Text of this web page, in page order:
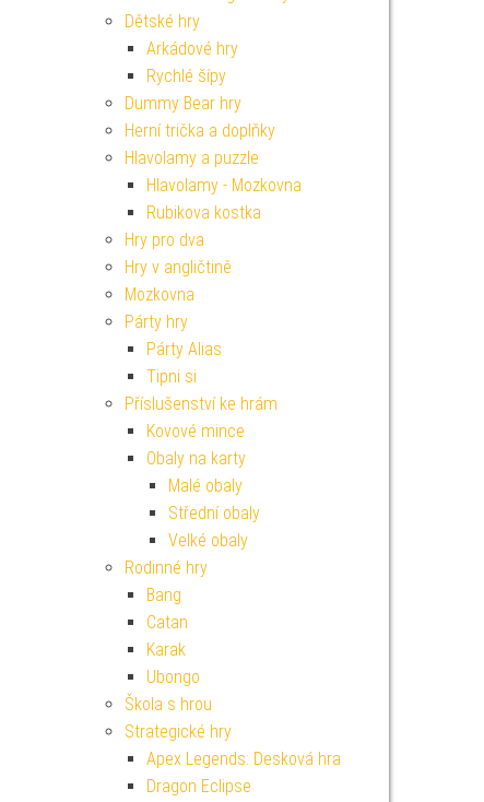
Dětské hry
Arkádové hry
Rychlé šípy
Dummy Bear hry
Herní trička a doplňky
Hlavolamy a puzzle
Hlavolamy - Mozkovna
Rubikova kostka
Hry pro dva
Hry v angličtině
Mozkovna
Párty hry
Párty Alias
Tipni si
Příslušenství ke hrám
Kovové mince
Obaly na karty
Malé obaly
Střední obaly
Velké obaly
Rodinné hry
Bang
Catan
Karak
Ubongo
Škola s hrou
Strategické hry
Apex Legends: Desková hra
Dragon Eclipse